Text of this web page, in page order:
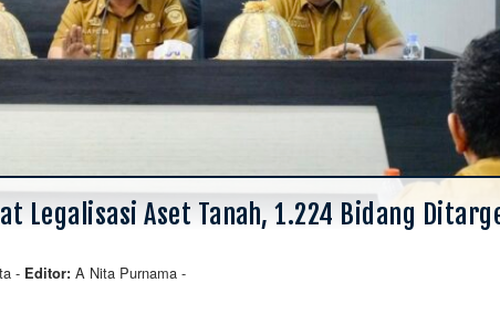
Legalisasi Aset Tanah, 1.224 Bidang
- Editor:A Nita Purnama -